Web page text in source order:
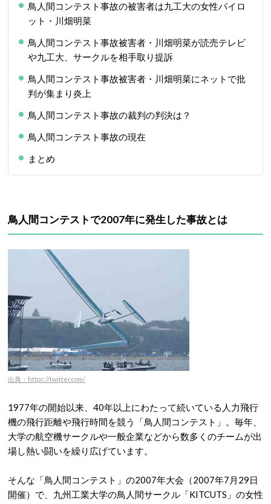
鳥人間コンテスト事故の被害者は九工大の女性パイロ
ット・川畑明菜
鳥人間コンテスト事故被害者・川畑明菜が読売テレビ
や九工大、サークルを相手取り提訴
鳥人間コンテスト事故被害者・川畑明菜にネットで批
判が集まり炎上
鳥人間コンテスト事故の裁判の判決は？
鳥人間コンテスト事故の現在
まとめ
鳥人間コンテストで2007年に発生した事故とは
出典：https://twitter.com/
1977年の開始以来、40年以上にわたって続いている人力飛行
機の飛行距離や飛行時間を競う「鳥人間コンテスト」。毎年、
大学の航空機サークルや一般企業などから数多くのチームが出
場し熱い闘いを繰り広げています。
そんな「鳥人間コンテスト」の2007年大会（2007年7月29日
開催）で、九州工業大学の鳥人間サークル「KITCUTS」の女性